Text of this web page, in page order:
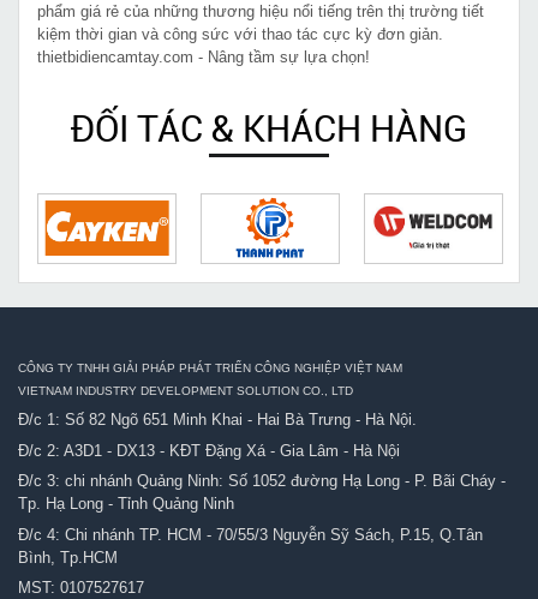
phẩm giá rẻ của những thương hiệu nổi tiếng trên thị trường tiết
kiệm thời gian và công sức với thao tác cực kỳ đơn giản.
thietbidiencamtay.com - Nâng tầm sự lựa chọn!
ĐỐI TÁC & KHÁCH HÀNG
CÔNG TY TNHH GIẢI PHÁP PHÁT TRIỂN CÔNG NGHIỆP VIỆT NAM
VIETNAM INDUSTRY DEVELOPMENT SOLUTION CO., LTD
Đ/c 1: Số 82 Ngõ 651 Minh Khai - Hai Bà Trưng - Hà Nội.
Đ/c 2: A3D1 - DX13 - KĐT Đặng Xá - Gia Lâm - Hà Nội
Đ/c 3: chi nhánh Quảng Ninh: Số 1052 đường Hạ Long - P. Bãi Cháy -
Tp. Hạ Long - Tỉnh Quảng Ninh
Đ/c 4: Chi nhánh TP. HCM - 70/55/3 Nguyễn Sỹ Sách, P.15, Q.Tân
Bình, Tp.HCM
MST: 0107527617